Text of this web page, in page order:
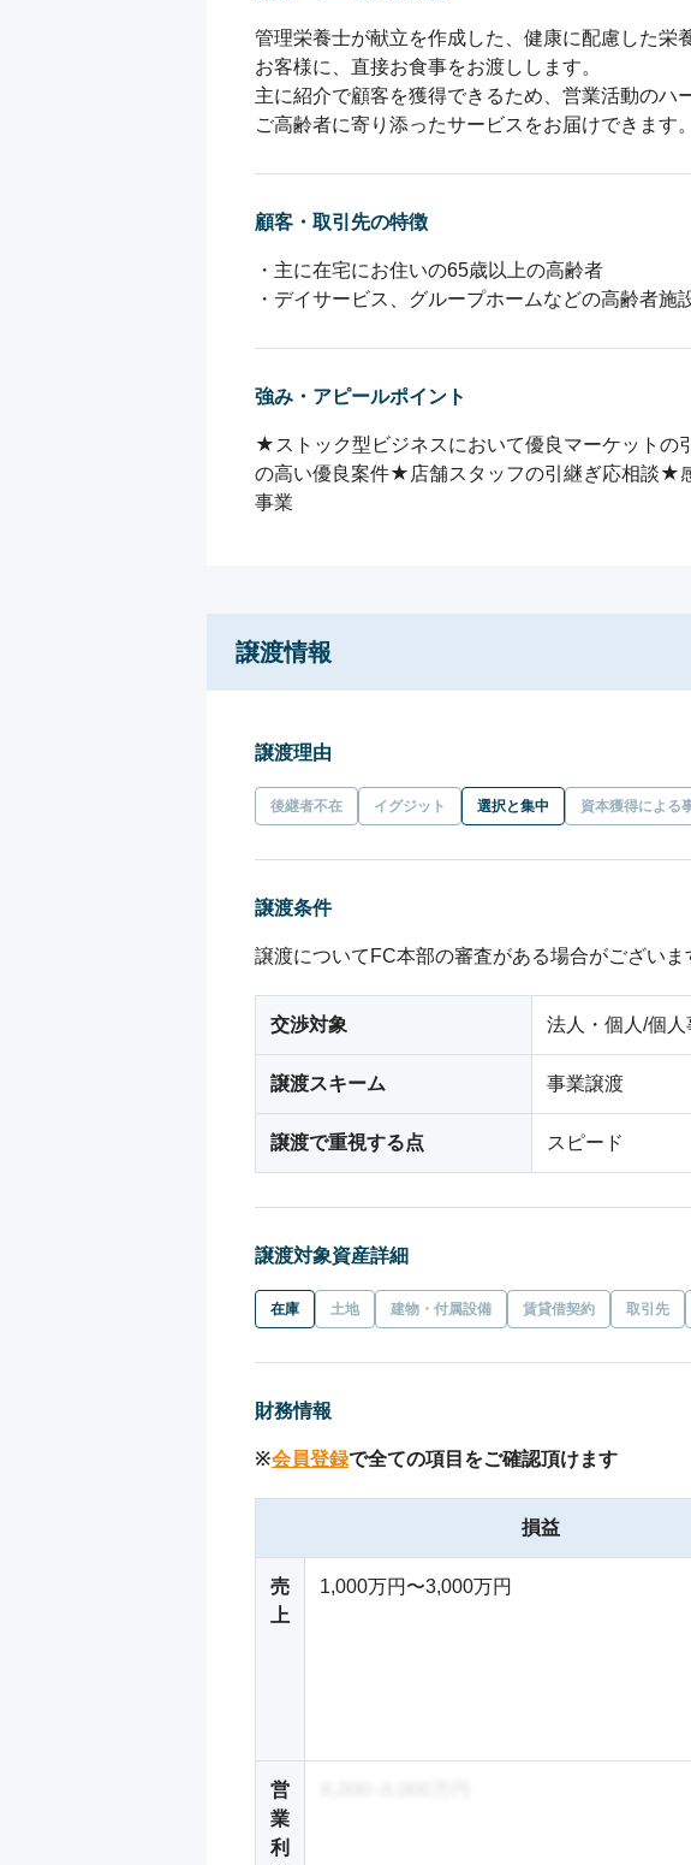
管理栄養士が献立を作成した、健康に配慮した栄
お客様に、直接お食事をお渡しします。
主に紹介で顧客を獲得できるため、営業活動のハ
ご高齢者に寄り添ったサービスをお届けできます。
顧客・取引先の特徴
・主に在宅にお住いの65歳以上の高齢者
・デイサービス、グループホームなどの高齢者施
強み・アピールポイント
★ストック型ビジネスにおいて優良マーケット
の高い優良案件★店舗スタッフの引継ぎ応相談★
事業
譲渡情報
譲渡理由
後継者不在 イグジット 選択と集中 資本獲得による
譲渡条件
譲渡についてFC本部の審査がある場合がござい
交渉対象 法人・個人/個人
譲渡スキーム 事業譲渡
譲渡で重視する点 スピード
譲渡対象資産詳細
在庫 土地 建物・付属設備 賃貸借契約 取引先
財務情報
※会員登録で全ての項目をご確認頂けます
損益
売
上
1,000万円〜3,000万円
営
業
利